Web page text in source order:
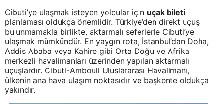
Cibuti’ye ulaşmak isteyen yolcular için uçak bileti
planlaması oldukça önemlidir. Türkiye’den direkt uçuş
bulunmamakla birlikte, aktarmalı seferlerle Cibuti’ye
ulaşmak mümkündür. En yaygın rota, İstanbul’dan Doha,
Addis Ababa veya Kahire gibi Orta Doğu ve Afrika
merkezli havalimanları üzerinden yapılan aktarmalı
uçuşlardır. Cibuti-Ambouli Uluslararası Havalimanı,
ülkenin ana hava ulaşım noktasıdır ve başkente oldukça
yakındır.